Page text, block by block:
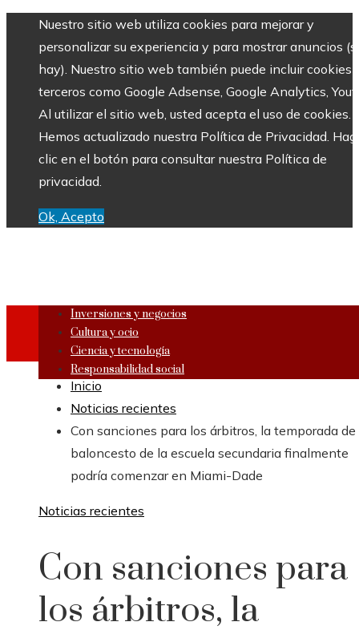
Nuestro sitio web utiliza cookies para mejorar y
personalizar su experiencia y para mostrar anuncios
hay). Nuestro sitio web también puede incluir cookies
terceros como Google Adsense, Google Analytics,
Al utilizar el sitio web, usted acepta el uso de cookies.
Hemos actualizado nuestra Política de Privacidad.
clic en el botón para consultar nuestra Política de
privacidad.
Ok, Acepto
Inversiones y negocios
Cultura y ocio
Ciencia y tecnología
Responsabilidad social
Inicio
Noticias recientes
Con sanciones para los árbitros, la temporada de
baloncesto de la escuela secundaria finalmente
podría comenzar en Miami-Dade
Noticias recientes
Con sanciones para
los árbitros, la